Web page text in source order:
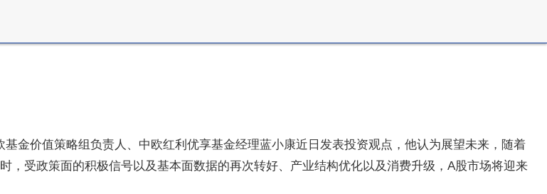
金价值策略组负责人、中欧红利优享基金经理蓝小康近日发表投资观点，他认为展望未来，随着
，受政策面的积极信号以及基本面数据的再次转好、产业结构优化以及消费升级，A股市场将迎来